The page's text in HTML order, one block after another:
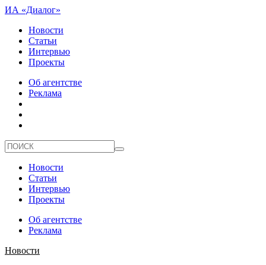
ИА «Диалог»
Новости
Статьи
Интервью
Проекты
Об агентстве
Реклама
Новости
Статьи
Интервью
Проекты
Об агентстве
Реклама
Новости